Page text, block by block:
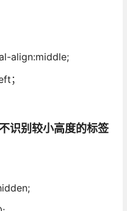
align:middle;
；
识别较小高度的标签